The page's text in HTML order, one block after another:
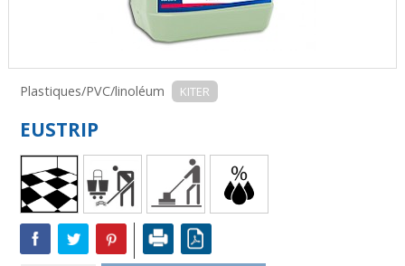
Plastiques/PVC/linoléum KITER
EUSTRIP